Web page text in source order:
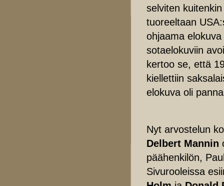
selviten
tuoreeltaan
ohjaama
sotaelokuviin
kertoo se, että
kiellettiin
elokuva oli
Nyt arvostelun
Delbert Mannin
päähenkilön,
Sivurooleissa